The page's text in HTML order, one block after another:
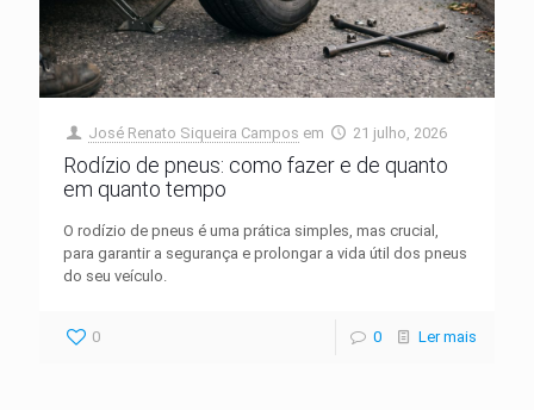
José Renato Siqueira Campos em 21 julho, 2026
Rodízio de pneus: como fazer e de quanto
em quanto tempo
O rodízio de pneus é uma prática simples, mas crucial,
para garantir a segurança e prolongar a vida útil dos pneus
do seu veículo.
0 0 Ler mais